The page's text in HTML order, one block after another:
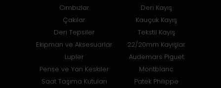
Cımbızlar
Çakılar
Deri Tepsiler
Ekipman ve Aksesuarlar
Lupler
Pense ve Yan Keskiler
Saat Taşıma Kutuları
Deri Kayış
Kauçuk Kayış
Tekstil Kayış
22/20mm Kayışlar
Audemars Piguet
Montblanc
Patek Philippe